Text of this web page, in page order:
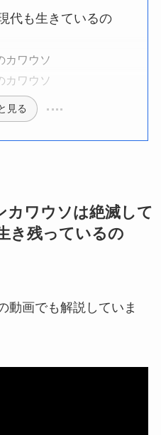
代も生きているの
カワウソ
カワウソ
見る
カワウソは絶滅して
き残っているの
動画でも解説していま